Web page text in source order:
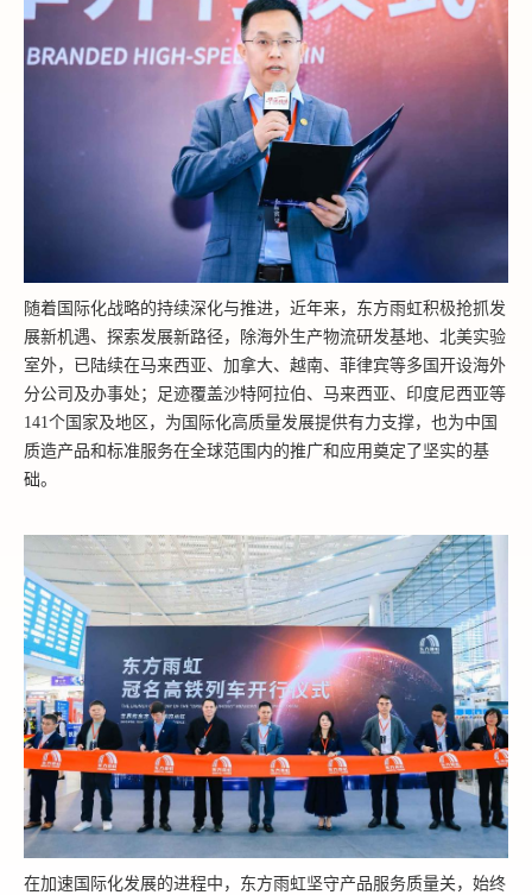
随着国际化战略的持续深化与推进，近年来，东方雨虹积极抢抓发
展新机遇、探索发展新路径，除海外生产物流研发基地、北美实验
室外，已陆续在马来西亚、加拿大、越南、菲律宾等多国开设海外
分公司及办事处；足迹覆盖沙特阿拉伯、马来西亚、印度尼西亚等
141个国家及地区，为国际化高质量发展提供有力支撑，也为中国
质造产品和标准服务在全球范围内的推广和应用奠定了坚实的基
础。
在加速国际化发展的进程中，东方雨虹坚守产品服务质量关，始终